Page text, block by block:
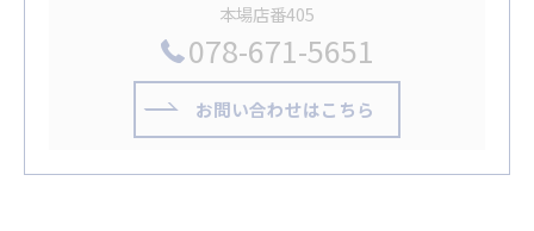
本場店番405
078-671-5651
お問い合わせはこちら